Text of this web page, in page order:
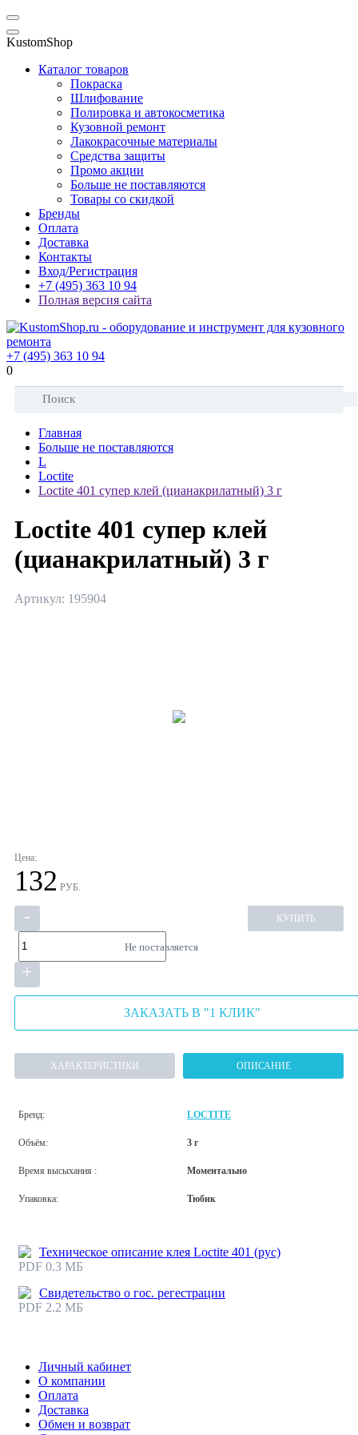
KustomShop
Каталог товаров
Покраска
Шлифование
Полировка и автокосметика
Кузовной ремонт
Лакокрасочные материалы
Средства защиты
Промо акции
Больше не поставляются
Товары со скидкой
Бренды
Оплата
Доставка
Контакты
Вход/Регистрация
+7 (495) 363 10 94
Полная версия сайта
+7 (495) 363 10 94
0
Главная
Больше не поставляются
L
Loctite
Loctite 401 супер клей (цианакрилатный) 3 г
Loctite 401 супер клей
(цианакрилатный) 3 г
Артикул: 195904
Цена:
132 РУБ.
-
+
КУПИТЬ
Не поставляется
ЗАКАЗАТЬ В "1 КЛИК"
ХАРАКТЕРИСТИКИ ОПИСАНИЕ
Бренд: LOCTITE
Объём: 3 г
Время высыхания : Моментально
Упаковка: Тюбик
Техническое описание клея Loctite 401 (рус)
PDF 0.3 МБ
Свидетельство о гос. регестрации
PDF 2.2 МБ
Личный кабинет
О компании
Оплата
Доставка
Обмен и возврат